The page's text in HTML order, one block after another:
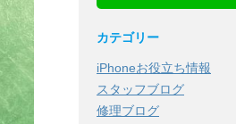
カテゴリー
iPhoneお役立ち情報
スタッフブログ
修理ブログ